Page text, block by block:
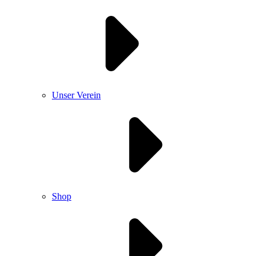
Unser Verein
Shop